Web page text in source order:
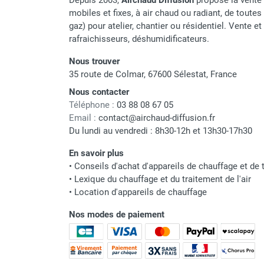
punaises de lit
Chauffage électrique infrarouge
Chauffage électrique par convection
Chauffage mobile au fioul et GNR
Chauffage fioul soufflant avec
cheminée et réservoir intégré
Chauffage fioul soufflant avec
cheminée à raccorder sur citerne
Chauffage fioul soufflant sans
cheminée à combustion directe
infrarouge/rayonnant
Chauffage mobile au gaz propane /
butane
combustion directe
Chauffage mobile au gaz à
combustion indirecte
Chauffage mobile au gaz rayonnant
mobiles et fixes, à air chaud ou radiant, de
gaz) pour atelier, chantier ou résidentiel. Vente
rafraichisseurs, déshumidificateurs.
Nous trouver
35 route de Colmar, 67600 Sélestat, France
Nous contacter
Téléphone : 03 88 08 67 05
Email : contact@airchaud-diffusion.fr
Du lundi au vendredi : 8h30-12h et 13h30-17h30
En savoir plus
• Conseils d'achat d'appareils de chauffage et de
• Lexique du chauffage et du traitement de l'air
• Location d'appareils de chauffage
Nos modes de paiement